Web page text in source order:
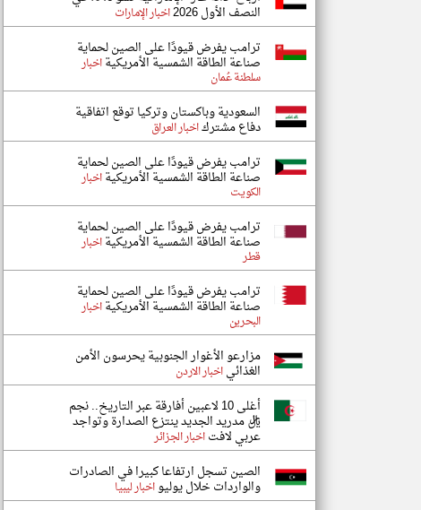
النصف الأول 2026 اخبار الإمارات
ترامب يفرض قيودًا على الصين لحماية
صناعة الطاقة الشمسية الأمريكيةاخبار
سلطنة عُمان
السعودية وباكستان وتركيا توقع اتفاقية
دفاع مشتركاخبار العراق
ترامب يفرض قيودًا على الصين لحماية
صناعة الطاقة الشمسية الأمريكيةاخبار
الكويت
ترامب يفرض قيودًا على الصين لحماية
صناعة الطاقة الشمسية الأمريكيةاخبار
قطر
ترامب يفرض قيودًا على الصين لحماية
صناعة الطاقة الشمسية الأمريكيةاخبار
البحرين
مزارعو الأغوار الجنوبية يحرسون الأمن
الغذائياخبار الاردن
أغلى 10 لاعبين أفارقة عبر التاريخ.. نجم
ريال مدريد الجديد ينتزع الصدارة وتواجد
عربي لافتاخبار الجزائر
الصين تسجل ارتفاعا كبيرا في الصادرات
والواردات خلال يوليواخبار ليبيا